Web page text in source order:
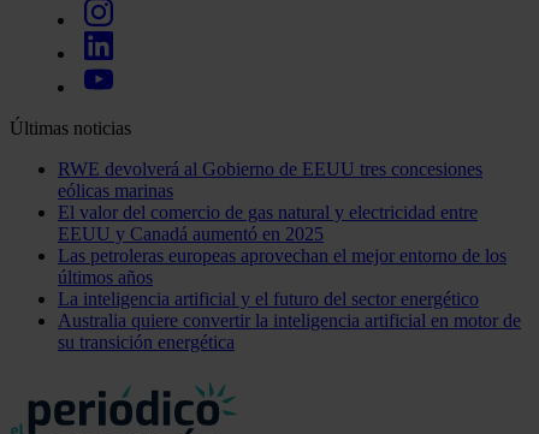
Últimas noticias
RWE devolverá al Gobierno de EEUU tres concesiones
eólicas marinas
El valor del comercio de gas natural y electricidad entre
EEUU y Canadá aumentó en 2025
Las petroleras europeas aprovechan el mejor entorno de los
últimos años
La inteligencia artificial y el futuro del sector energético
Australia quiere convertir la inteligencia artificial en motor de
su transición energética